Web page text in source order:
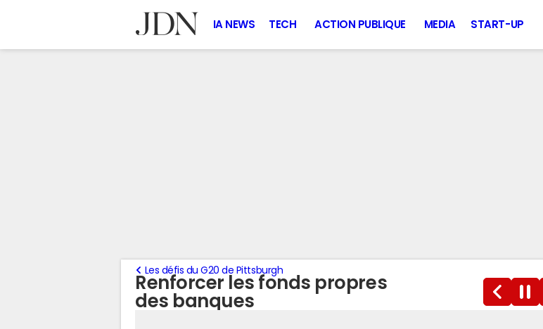
IA NEWS TECH ACTION PUBLIQUE MEDIA START-UP
Renforcer les fonds propres
des banques
Les défis du G20 de Pittsburgh